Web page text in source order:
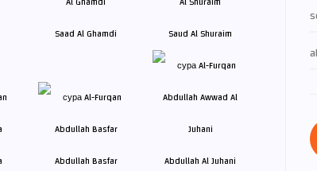
Saad Al Ghamdi Saud Al Shuraim
Abdullah Basfar Abdullah Al Juhani